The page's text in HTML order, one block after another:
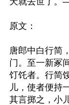
原文：
唐郎中白行简
门。至一新冢
饤饦者。行简
儿，使者便持
其言掷之，小